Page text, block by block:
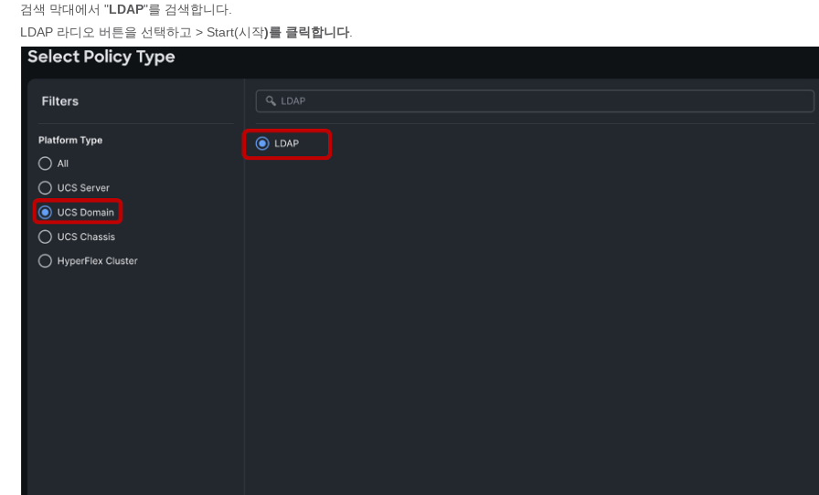
검색 막대에서 "LDAP"를 검색합니다.
LDAP 라디오 버튼을 선택하고 > Start(시작)를 클릭합니다.